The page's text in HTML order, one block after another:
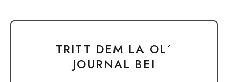
TRITT DEM LA OL´
JOURNAL BEI